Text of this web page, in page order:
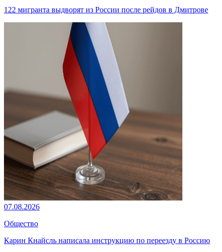
122 мигранта выдворят из России после рейдов в Дмитрове
07.08.2026
Общество
Карин Кнайсль написала инструкцию по переезду в Россию